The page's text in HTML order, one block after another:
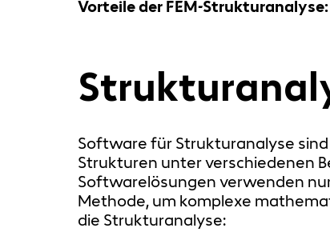
Vorteile der FEM-Strukturanalyse:
Software für Strukturanalyse
Strukturen unter verschiedenen
Softwarelösungen verwenden
Methode, um komplexe
die Strukturanalyse: